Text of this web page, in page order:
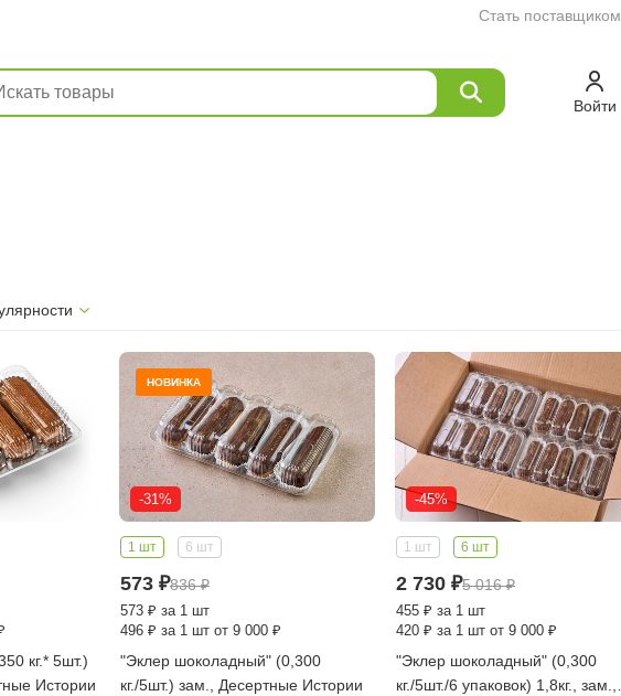
Стать поставщиком
Войти
кг.* 5шт.)
Истории
НОВИНКА
-31%
1 шт 6 шт
573 ₽836₽
573 ₽ за 1 шт
496 ₽ за 1 шт от 9 000 ₽
"Эклер шоколадный" (0,300
кг./5шт.) зам., Десертные Истории
-45%
1 шт 6 шт
2 730 ₽5 016₽
455 ₽ за 1 шт
420 ₽ за 1 шт от 9 000 ₽
"Эклер шоколадный" (0,300
кг./5шт./6 упаковок) 1,8кг., зам.,